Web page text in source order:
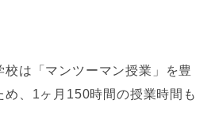
校は「マンツーマン授業」を豊
め、1ヶ月150時間の授業時間も